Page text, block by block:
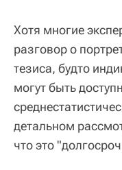
Хотя многие
разговор о
тезиса, будто
могут быть
детальном
что это